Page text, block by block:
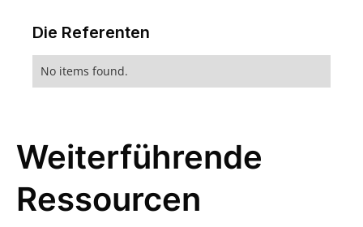
Die Referenten
No items found.
Weiterführende
Ressourcen